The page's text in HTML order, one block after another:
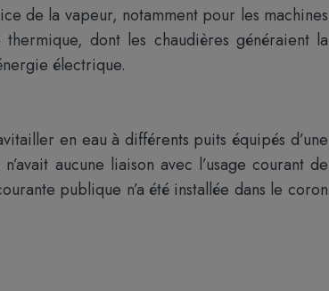
de la vapeur, notamment pour les machines
dont les chaudières généraient la
électrique.
en eau à différents puits équipés d’une
aucune liaison avec l’usage courant de
publique n’a été installée dans le coron